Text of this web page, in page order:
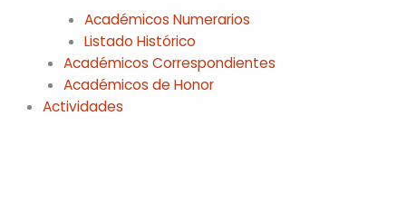
Académicos Numerarios
Listado Histórico
Académicos Correspondientes
Académicos de Honor
Actividades